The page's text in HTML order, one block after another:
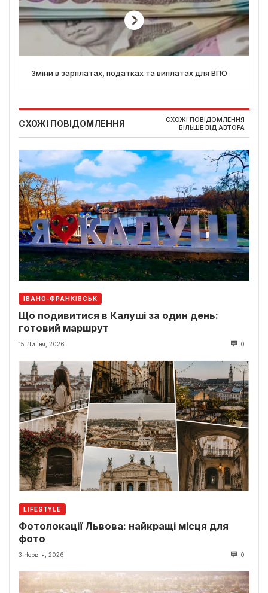
Зміни в зарплатах, податках та виплатах для ВПО
СХОЖІ ПОВІДОМЛЕННЯ
СХОЖІ ПОВІДОМЛЕННЯ
БІЛЬШЕ ВІД АВТОРА
ІВАНО-ФРАНКІВСЬК
Що подивитися в Калуші за один день:
готовий маршрут
15 Липня, 2026 0
LIFESTYLE
Фотолокації Львова: найкращі місця для
фото
3 Червня, 2026 0